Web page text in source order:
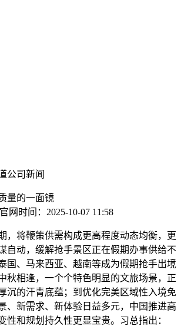
公司新闻
量的一面镜
网 时间：2025-10-07 11:58
将鞭策供需构成更高程度动态均衡，更
自动，缓解抢手景区正在假期办事供给不
国、马来西亚、越南等成为假期抢手出境
秋相逢，一个个特色明显的文旅场景，正
沉的汗青底蕴；到优化完美区域性入境免
、新需求、新体验日益多元，中国推进高
性和规划持久性更显宝贵。习总指出：